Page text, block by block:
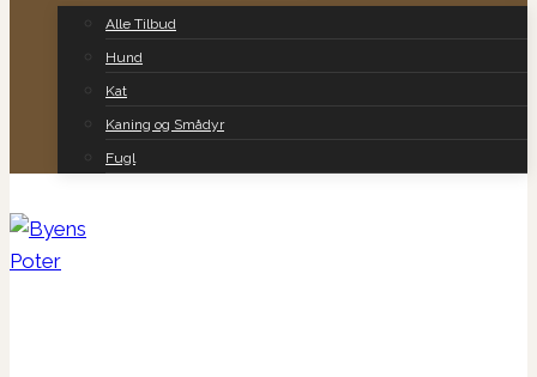
Alle Tilbud
Hund
Kat
Kaning og Smådyr
Fugl